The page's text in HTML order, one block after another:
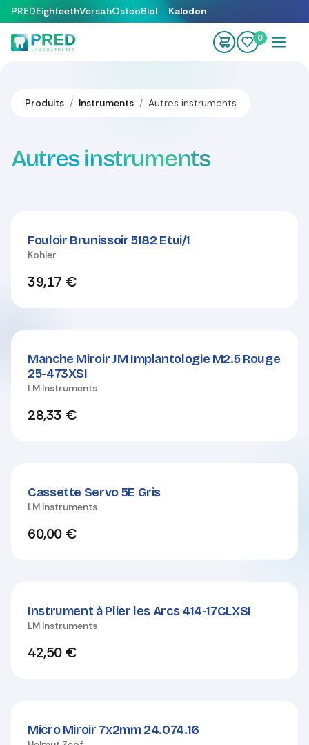
Se rendre au contenu
PREDEighteethVersahOsteoBiol Kalodon
0
Produits Instruments Autres instruments
Autres instruments
Fouloir Brunissoir 5182 Etui/1
Kohler
39,17 €
Manche Miroir JM Implantologie M2.5 Rouge
25-473XSI
LM Instruments
28,33 €
Cassette Servo 5E Gris
LM Instruments
60,00 €
Instrument à Plier les Arcs 414-17CLXSI
LM Instruments
42,50 €
Micro Miroir 7x2mm 24.074.16